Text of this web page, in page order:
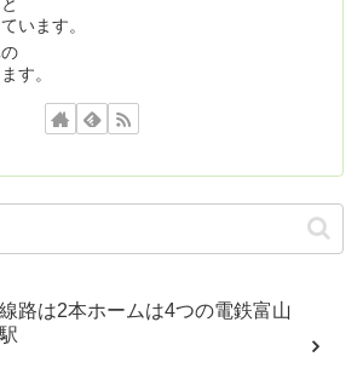
います。
す。
線路は2本ホームは4つの電鉄富山
駅